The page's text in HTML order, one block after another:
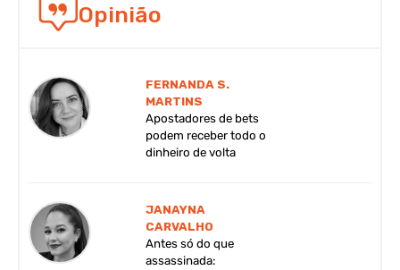
Opinião
FERNANDA S.
MARTINS
Apostadores de bets
podem receber todo o
dinheiro de volta
JANAYNA
CARVALHO
Antes só do que
assassinada: